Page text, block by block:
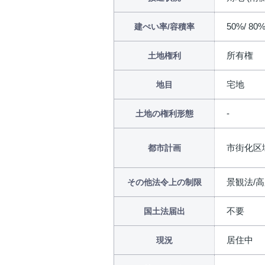
建ぺい率/容積率 50%/ 80%
土地権利 所有権
地目 宅地
土地の権利形態
都市計画 市街化区
その他法令上の制限 景観法/
国土法届出 不要
現況 居住中